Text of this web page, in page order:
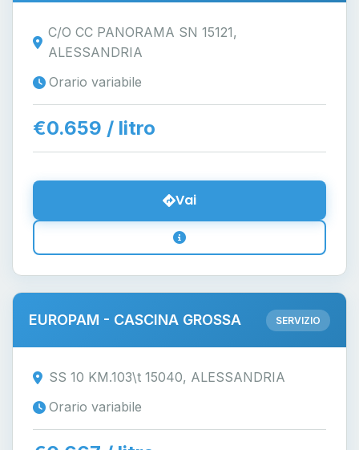
C/O CC PANORAMA SN 15121,
ALESSANDRIA
Orario variabile
€0.659 / litro
Vai
EUROPAM - CASCINA GROSSA SERVIZIO
SS 10 KM.103\t 15040, ALESSANDRIA
Orario variabile